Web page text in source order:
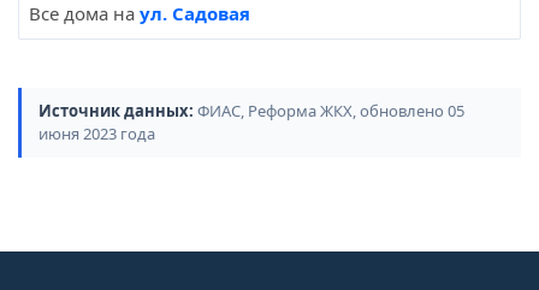
Все дома на ул. Садовая
Источник данных: ФИАС, Реформа ЖКХ, обновлено 05
июня 2023 года